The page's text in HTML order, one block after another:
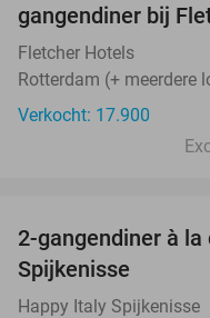
gangendiner bij
Fletcher Hotels
Rotterdam (+ meerdere
Verkocht: 17.900
2-gangendiner à
Spijkenisse
Happy Italy Spijkenisse